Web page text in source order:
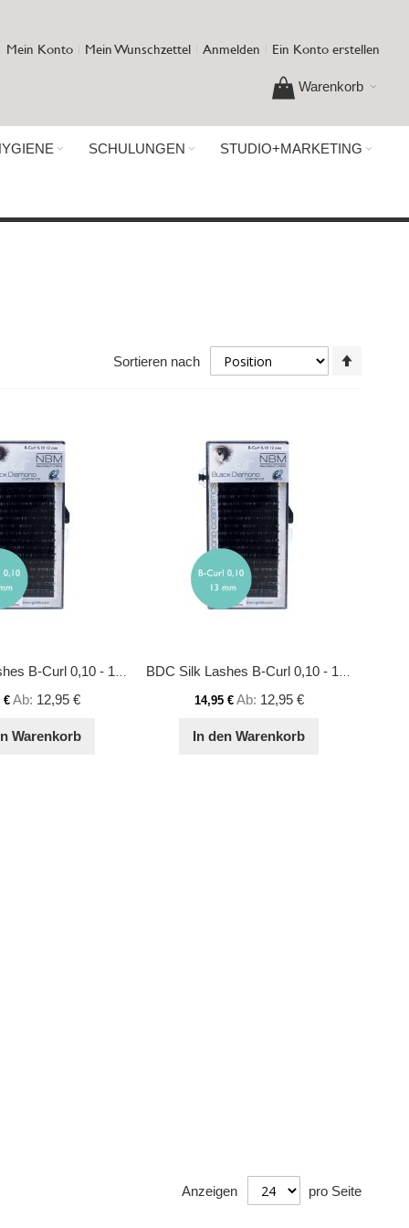
Mein Konto Mein Wunschzettel Anmelden Ein Konto erstellen
Warenkorb
SCHULUNGEN STUDIO+MARKETING
Sortieren nach
BDC Silk Lashes B-Curl 0,10 - 12 mm
€ Ab 12,95 €
Warenkorb
BDC Silk Lashes B-Curl 0,10 - 13 mm
14,95 € Ab 12,95 €
In den Warenkorb
Anzeigen pro Seite